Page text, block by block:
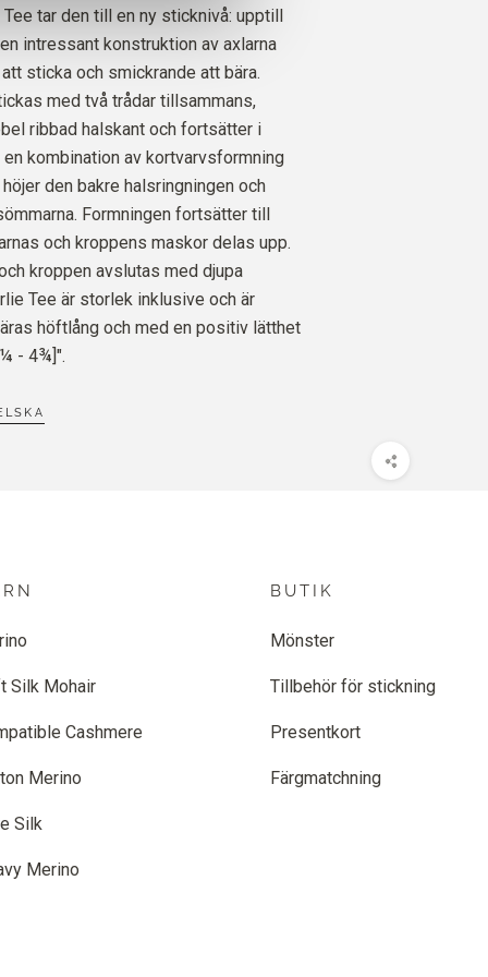
3ST. 26EURO
MOHAIR
4 ST. 40EURO
tar den till en ny sticknivå: upptill
intressant konstruktion av axlarna
sticka och smickrande att bära.
med två trådar tillsammans,
ribbad halskant och fortsätter i
kombination av kortvarvsformning
den bakre halsringningen och
Formningen fortsätter till
och kroppens maskor delas upp.
kroppen avslutas med djupa
Tee är storlek inklusive och är
höftlång och med en positiv lätthet
- 4¾]".
Silk Mohair
Cashmere
Merino
Silk
Merino
BUTIK
Mönster
Tillbehör för stickning
Presentkort
Färgmatchning